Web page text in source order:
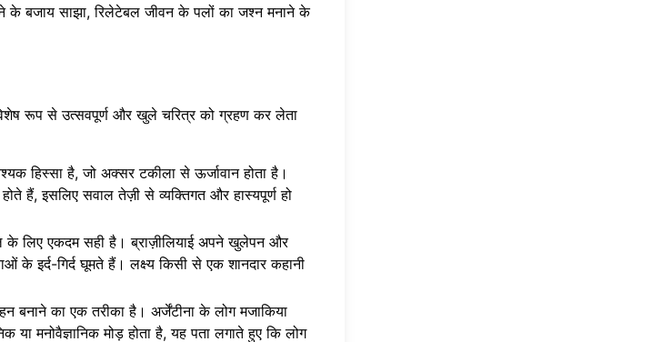
के बजाय साझा, रिलेटेबल जीवन के पलों का जश्न मनाने के
रूप से उत्सवपूर्ण और खुले चरित्र को ग्रहण कर लेता
हिस्सा है, जो अक्सर टकीला से ऊर्जावान होता है।
हैं, इसलिए सवाल तेज़ी से व्यक्तिगत और हास्यपूर्ण हो
के लिए एकदम सही है। ब्राज़ीलियाई अपने खुलेपन और
इर्द-गिर्द घूमते हैं। लक्ष्य किसी से एक शानदार कहानी
बनाने का एक तरीका है। अर्जेंटीना के लोग मजाकिया
मनोवैज्ञानिक मोड़ होता है, यह पता लगाते हुए कि लोग